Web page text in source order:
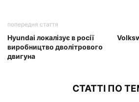
попередня стаття
Hyundai локалізує в росії
виробництво дволітрового
двигуна
СТАТТІ ПО